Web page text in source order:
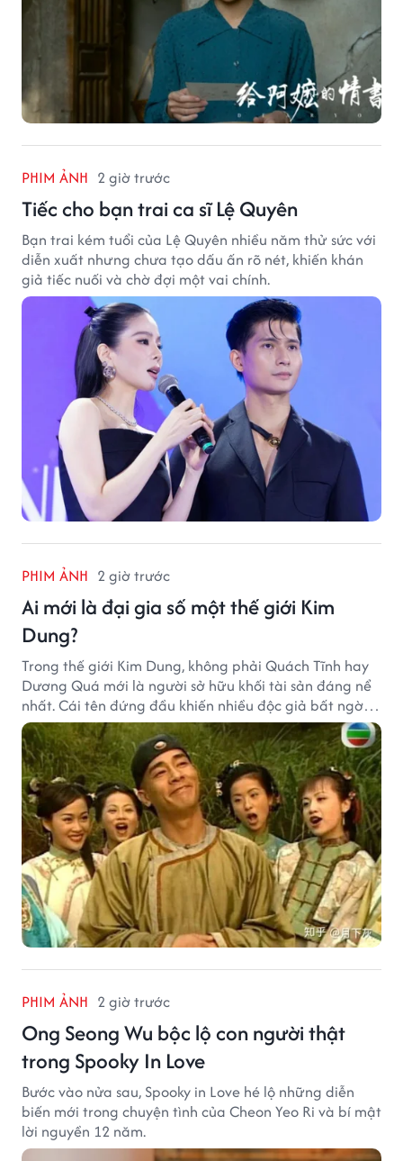
PHIM ẢNH 2 giờ trước
Tiếc cho bạn trai ca sĩ Lệ Quyên
Bạn trai kém tuổi của Lệ Quyên nhiều năm thử sức với
diễn xuất nhưng chưa tạo dấu ấn rõ nét, khiến khán
giả tiếc nuối và chờ đợi một vai chính.
PHIM ẢNH 2 giờ trước
Ai mới là đại gia số một thế giới Kim
Dung?
Trong thế giới Kim Dung, không phải Quách Tĩnh hay
Dương Quá mới là người sở hữu khối tài sản đáng nể
nhất. Cái tên đứng đầu khiến nhiều độc giả bất ngờ
bởi xuất thân của nhân vật này hoàn toàn không
giống một đại hiệp.
PHIM ẢNH 2 giờ trước
Ong Seong Wu bộc lộ con người thật
trong Spooky In Love
Bước vào nửa sau, Spooky in Love hé lộ những diễn
biến mới trong chuyện tình của Cheon Yeo Ri và bí mật
lời nguyền 12 năm.